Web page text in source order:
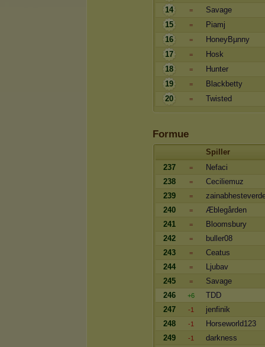
14
=
Savage
15
=
Piamj
16
=
HoneyBµnny
17
=
Hosk
18
=
Hunter
19
=
Blackbetty
20
= Twisted
Formue
Spiller
237
=
Nefaci
238
=
Ceciliemuz
239
=
240
=
Æblegården
241
=
Bloomsbury
242
=
buller08
243
=
Ceatus
244
=
Ljubav
245
=
Savage
246
+6
TDD
247
-1
jenfinik
248
-1
Horseworld123
249
-1
darkness